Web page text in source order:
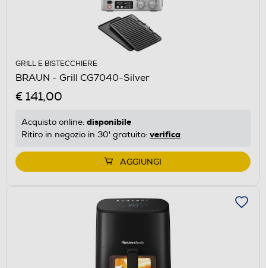
GRILL E BISTECCHIERE
BRAUN - Grill CG7040-Silver
€ 141,00
Acquisto online: disponibile
Ritiro in negozio in 30' gratuito: verifica
AGGIUNGI